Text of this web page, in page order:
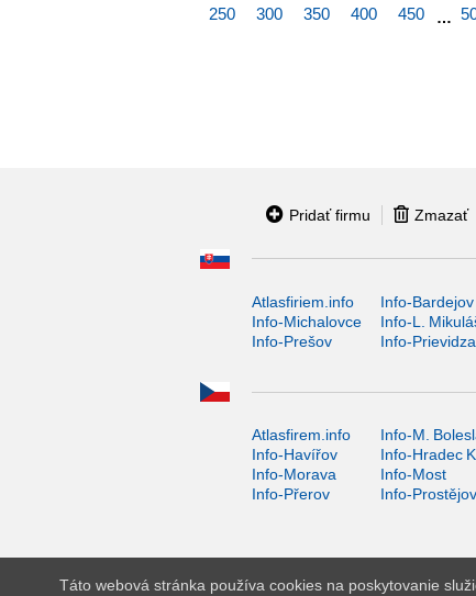
250 300 350 400 450 …
Pridať firmu Zmazať
Atlasfiriem.info Info-Bardejov
Info-Michalovce
Info-L.
Info-Prešov
Info-Prievidza
Atlasfirem.info Info-M.
Info-Havířov
Info-Hradec
Info-Morava
Info-Most
Info-Přerov
Info-Prostějov
Táto webová stránka používa cookies na poskytovanie